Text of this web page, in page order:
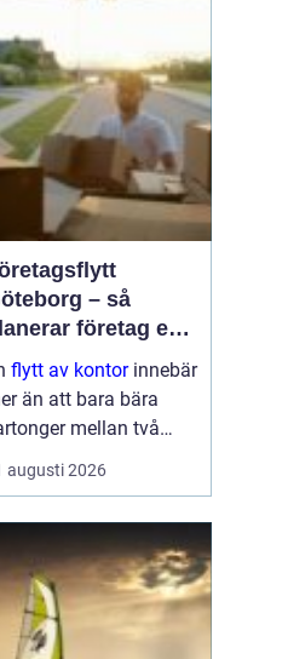
andra vä...
– så
företag en
och trygg
flytt av kontorinnebär
än att bara bära
mellan två
När ett kontor i
sk...
augusti 2026